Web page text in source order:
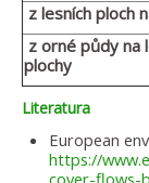
z lesních ploch
z orné půdy na
plochy
Literatura
European
https://
cover-flows-